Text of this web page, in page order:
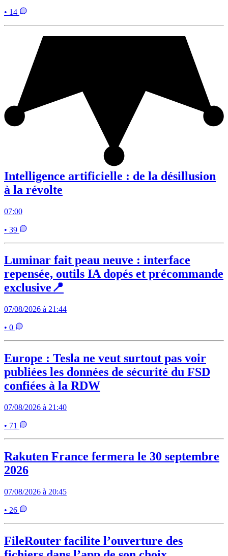
• 14
Intelligence artificielle : de la désillusion
à la révolte
07:00
• 39
Luminar fait peau neuve : interface
repensée, outils IA dopés et précommande
exclusive📍
07/08/2026 à 21:44
• 0
Europe : Tesla ne veut surtout pas voir
publiées les données de sécurité du FSD
confiées à la RDW
07/08/2026 à 21:40
• 71
Rakuten France fermera le 30 septembre
2026
07/08/2026 à 20:45
• 26
FileRouter facilite l’ouverture des